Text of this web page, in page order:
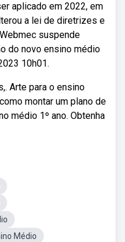
aplicado em 2022, em
a lei de diretrizes e
suspende
do novo ensino médio
10h01.
Arte para o ensino
montar um plano de
médio 1º ano. Obtenha
Médio